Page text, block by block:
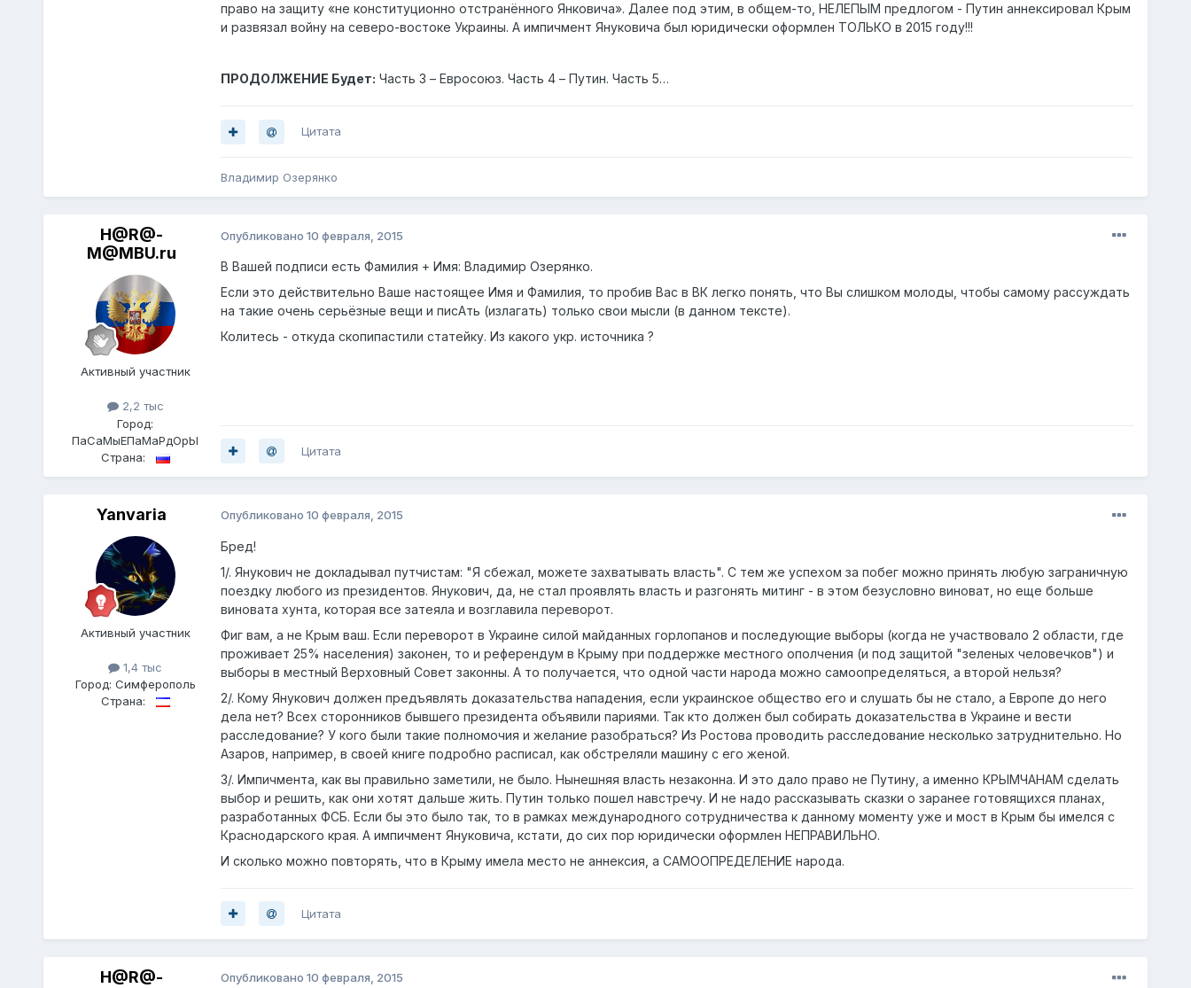
право на защиту «не конституционно отстранённого Янковича». Далее под этим, в общем-то, НЕЛЕПЫМ предлогом - Путин аннексировал Крым
и развязал войну на северо-востоке Украины. А импичмент Януковича был юридически оформлен ТОЛЬКО в 2015 году!!!
ПРОДОЛЖЕНИЕ Будет: Часть 3 – Евросоюз. Часть 4 – Путин. Часть 5…
Цитата
Владимир Озерянко
H@R@-
M@MBU.ru
Активный участник
2,2 тыс
Город:
ПаСаМыЕПаМаРдОрЫ
Страна:
Опубликовано 10 февраля, 2015
В Вашей подписи есть Фамилия + Имя: Владимир Озерянко.
Если это действительно Ваше настоящее Имя и Фамилия, то пробив Вас в ВК легко понять, что Вы слишком молоды, чтобы самому рассуждать
на такие очень серьёзные вещи и писАть (излагать) только свои мысли (в данном тексте).
Колитесь - откуда скопипастили статейку. Из какого укр. источника ?
Цитата
Yanvaria
Активный участник
1,4 тыс
Город: Симферополь
Страна:
Опубликовано 10 февраля, 2015
Бред!
1/. Янукович не докладывал путчистам: "Я сбежал, можете захватывать власть". С тем же успехом за побег можно принять любую заграничную
поездку любого из президентов. Янукович, да, не стал проявлять власть и разгонять митинг - в этом безусловно виноват, но еще больше
виновата хунта, которая все затеяла и возглавила переворот.
Фиг вам, а не Крым ваш. Если переворот в Украине силой майданных горлопанов и последующие выборы (когда не участвовало 2 области, где
проживает 25% населения) законен, то и референдум в Крыму при поддержке местного ополчения (и под защитой "зеленых человечков") и
выборы в местный Верховный Совет законны. А то получается, что одной части народа можно самоопределяться, а второй нельзя?
2/. Кому Янукович должен предъявлять доказательства нападения, если украинское общество его и слушать бы не стало, а Европе до него
дела нет? Всех сторонников бывшего президента объявили париями. Так кто должен был собирать доказательства в Украине и вести
расследование? У кого были такие полномочия и желание разобраться? Из Ростова проводить расследование несколько затруднительно. Но
Азаров, например, в своей книге подробно расписал, как обстреляли машину с его женой.
3/. Импичмента, как вы правильно заметили, не было. Нынешняя власть незаконна. И это дало право не Путину, а именно КРЫМЧАНАМ сделать
выбор и решить, как они хотят дальше жить. Путин только пошел навстречу. И не надо рассказывать сказки о заранее готовящихся планах,
разработанных ФСБ. Если бы это было так, то в рамках международного сотрудничества к данному моменту уже и мост в Крым бы имелся с
Краснодарского края. А импичмент Януковича, кстати, до сих пор юридически оформлен НЕПРАВИЛЬНО.
И сколько можно повторять, что в Крыму имела место не аннексия, а САМООПРЕДЕЛЕНИЕ народа.
Цитата
H@R@-
Опубликовано 10 февраля, 2015